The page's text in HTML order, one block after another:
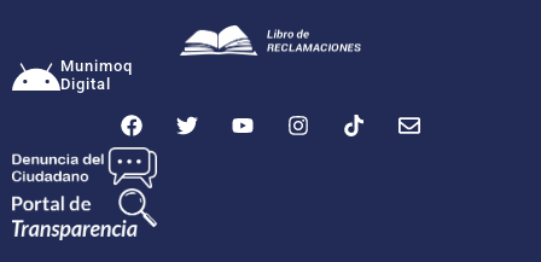
Munimoq
Digital